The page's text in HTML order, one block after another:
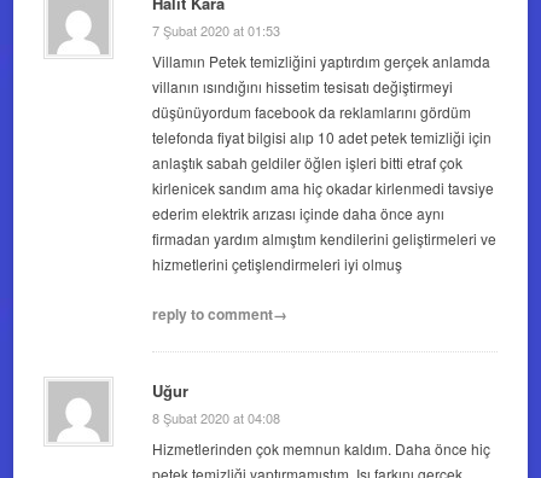
7 Şubat 2020 at 01:53
Villamın Petek temizliğini yaptırdım gerçek anlamda
villanın ısındığını hissetim tesisatı değiştirmeyi
düşünüyordum facebook da reklamlarını gördüm
telefonda fiyat bilgisi alıp 10 adet petek temizliği için
anlaştık sabah geldiler öğlen işleri bitti etraf çok
kirlenicek sandım ama hiç okadar kirlenmedi tavsiye
ederim elektrik arızası içinde daha önce aynı
firmadan yardım almıştım kendilerini geliştirmeleri ve
hizmetlerini çetişlendirmeleri iyi olmuş
reply to comment→
Uğur
8 Şubat 2020 at 04:08
Hizmetlerinden çok memnun kaldım. Daha önce hiç
petek temizliği yaptırmamıştım. Isı farkını gerçek